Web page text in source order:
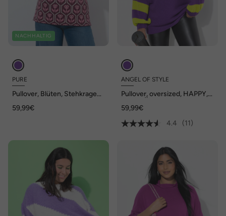
NACHHALTIG
PURE
Pullover, Blüten, Stehkragen,
59,99€
ANGEL OF STYLE
Pullover, oversized, HAPPY,
59,99€
4.4
(11)